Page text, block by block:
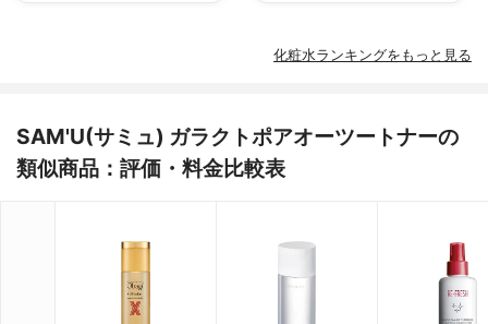
化粧水ランキングをもっと見る
SAM'U(サミュ) ガラクトポアオーツートナーの
類似商品：評価・料金比較表